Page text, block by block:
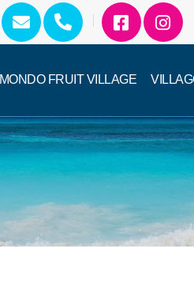
MONDO FRUIT VILLAGE